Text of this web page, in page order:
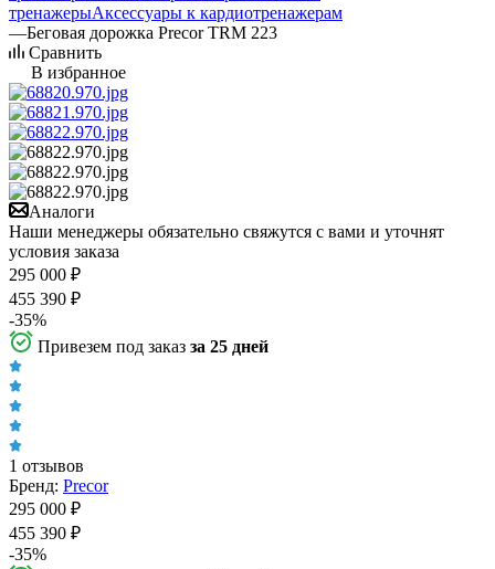
тренажерыАксессуары к кардиотренажерам
—Беговая дорожка Precor TRM 223
Сравнить
В избранное
Аналоги
Наши менеджеры обязательно свяжутся с вами и уточнят
условия заказа
295 000 ₽
455 390 ₽
-35%
Привезем под заказ за 25 дней
1 отзывов
Бренд: Precor
295 000 ₽
455 390 ₽
-35%